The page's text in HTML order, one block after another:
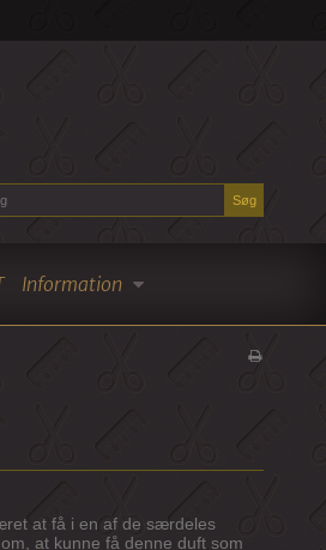
Søg
Information
at få i en af de særdeles
at kunne få denne duft som